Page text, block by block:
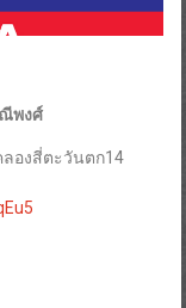
พงศ์
องสี่ตะวันตก14